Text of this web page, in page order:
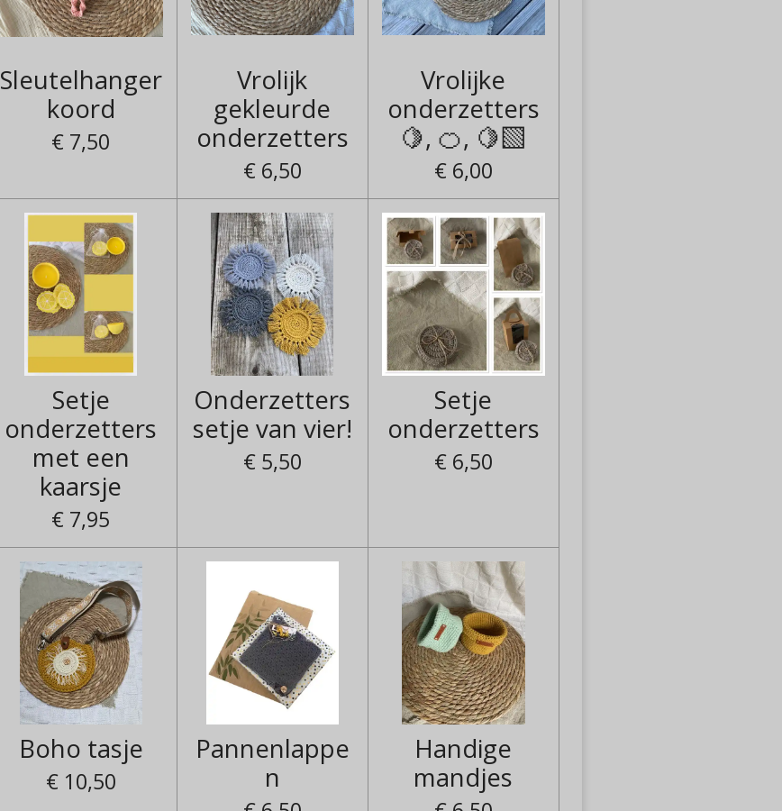
Sleutelhanger
koord
€ 7,50
Vrolijk
gekleurde
onderzetters
€ 6,50
Vrolijke
onderzetters
🍋, 🍊, 🍋‍🟩
€ 6,00
Setje
onderzetters
met een
kaarsje
€ 7,95
Onderzetters
setje van vier!
€ 5,50
Setje
onderzetters
€ 6,50
Boho tasje
€ 10,50
Pannenlappe
n
Handige
mandjes